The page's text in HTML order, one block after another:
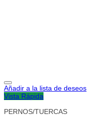
Añadir a la lista de deseos
Vista Rápida
PERNOS/TUERCAS